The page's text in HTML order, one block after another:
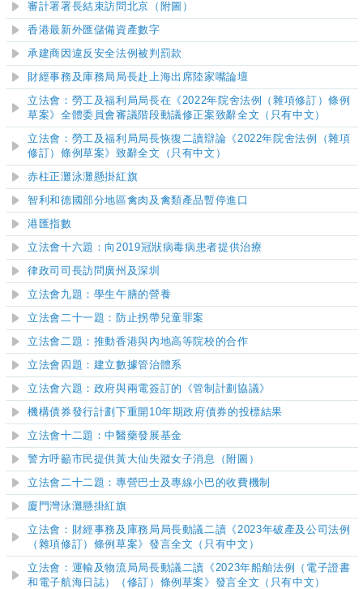
審計署署長結束訪問北京（附圖）
香港最新外匯儲備資產數字
承建商因違反安全法例被判罰款
財經事務及庫務局局長赴上海出席陸家嘴論壇
立法會：勞工及福利局局長在《2022年院舍法例（雜項修訂）條例
草案》全體委員會審議階段動議修正案致辭全文（只有中文）
立法會：勞工及福利局局長恢復二讀辯論《2022年院舍法例（雜項
修訂）條例草案》致辭全文（只有中文）
赤柱正灘泳灘懸掛紅旗
智利和德國部分地區禽肉及禽類產品暫停進口
港匯指數
立法會十六題：向2019冠狀病毒病患者提供治療
律政司司長訪問廣州及深圳
立法會九題：學生午膳的營養
立法會二十一題：防止拐帶兒童罪案
立法會二題：推動香港與內地高等院校的合作
立法會四題：建立數據管治體系
立法會六題：政府與兩電簽訂的《管制計劃協議》
機構債券發行計劃下重開10年期政府債券的投標結果
立法會十二題：中醫藥發展基金
警方呼籲市民提供黃大仙失蹤女子消息（附圖）
立法會二十二題：專營巴士及專線小巴的收費機制
廈門灣泳灘懸掛紅旗
立法會：財經事務及庫務局局長動議二讀《2023年破產及公司法例
（雜項修訂）條例草案》發言全文（只有中文）
立法會：運輸及物流局局長動議二讀《2023年船舶法例（電子證書
和電子航海日誌）（修訂）條例草案》發言全文（只有中文）